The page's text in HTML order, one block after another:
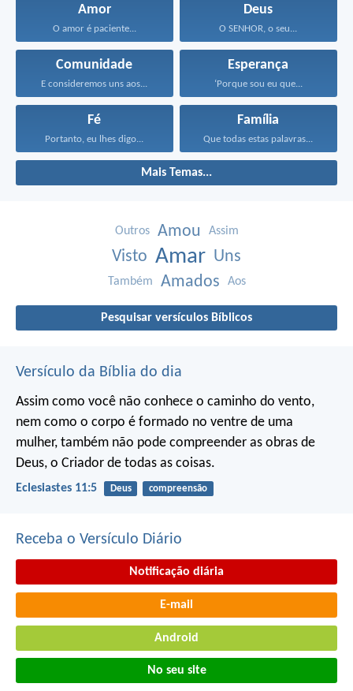
Amor
O amor é paciente...
Deus
O SENHOR, o seu...
Comunidade
E consideremos uns aos...
Esperança
‘Porque sou eu que...
Fé
Portanto, eu lhes digo...
Família
Que todas estas palavras...
Mais Temas...
Outros Amou Assim
Visto Amar Uns
Também Amados Aos
Pesquisar versículos Bíblicos
Versículo da Bíblia do dia
Assim como você não conhece o caminho do vento,
nem como o corpo é formado no ventre de uma
mulher, também não pode compreender as obras de
Deus, o Criador de todas as coisas.
Eclesiastes 11:5 Deus compreensão
Receba o Versículo Diário
Notificação diária
E-mail
Android
No seu site